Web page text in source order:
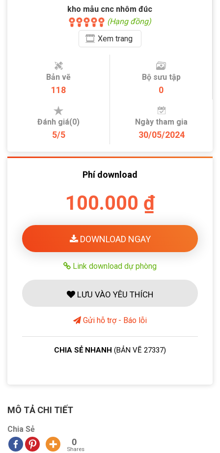
kho mẫu cnc nhôm đúc
(Hạng đồng)
Xemtrang
Bản vẽ
118
Bộ sưu tập
0
Đánh giá(0)
5/5
Ngày tham gia
30/05/2024
Phí download
100.000 ₫
DOWNLOAD NGAY
Link download dự phòng
LƯU VÀO YÊU THÍCH
Gửi hỗ trợ - Báo lỗi
CHIA SẺ NHANH (BẢN VẼ 27337)
MÔ TẢ CHI TIẾT
Chia Sẻ
0
Shares